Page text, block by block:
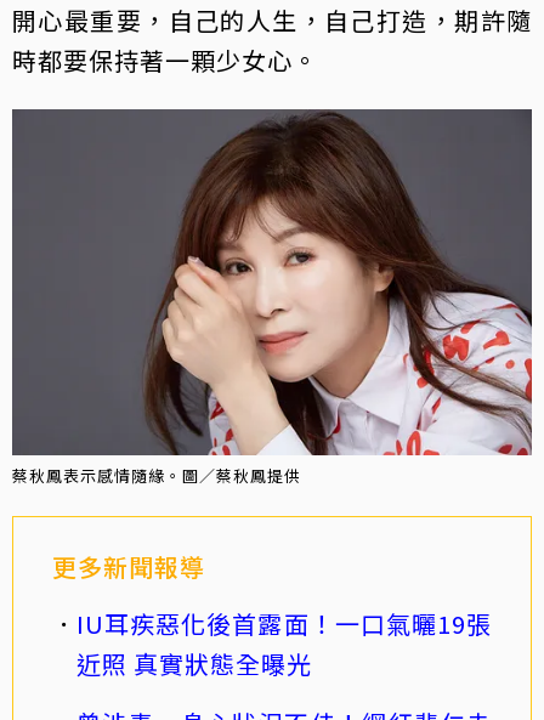
開心最重要，自己的人生，自己打造，期許隨
時都要保持著一顆少女心。
蔡秋鳳表示感情隨緣。圖／蔡秋鳳提供
更多新聞報導
IU耳疾惡化後首露面！一口氣曬19張
近照 真實狀態全曝光